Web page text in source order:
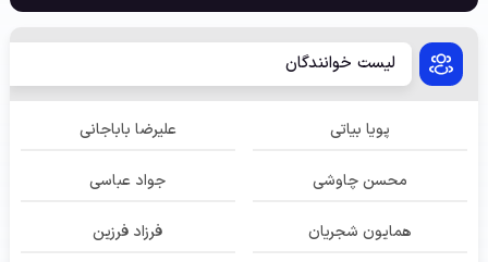
لیست خوانندگان
پویا بیاتی علیرضا باباجانی
محسن چاوشی جواد عباسی
همایون شجریان فرزاد فرزین